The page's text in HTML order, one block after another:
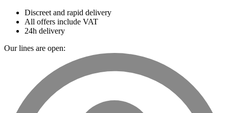
Discreet and rapid delivery
All offers include VAT
24h delivery
Our lines are open: